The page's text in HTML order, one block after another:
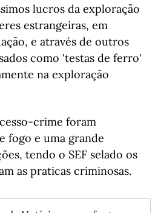
lucros da exploração
estrangeiras, em
e através de outros
como 'testas de ferro'
na exploração
crime foram
fogo e uma grande
tendo o SEF selado os
as praticas criminosas.